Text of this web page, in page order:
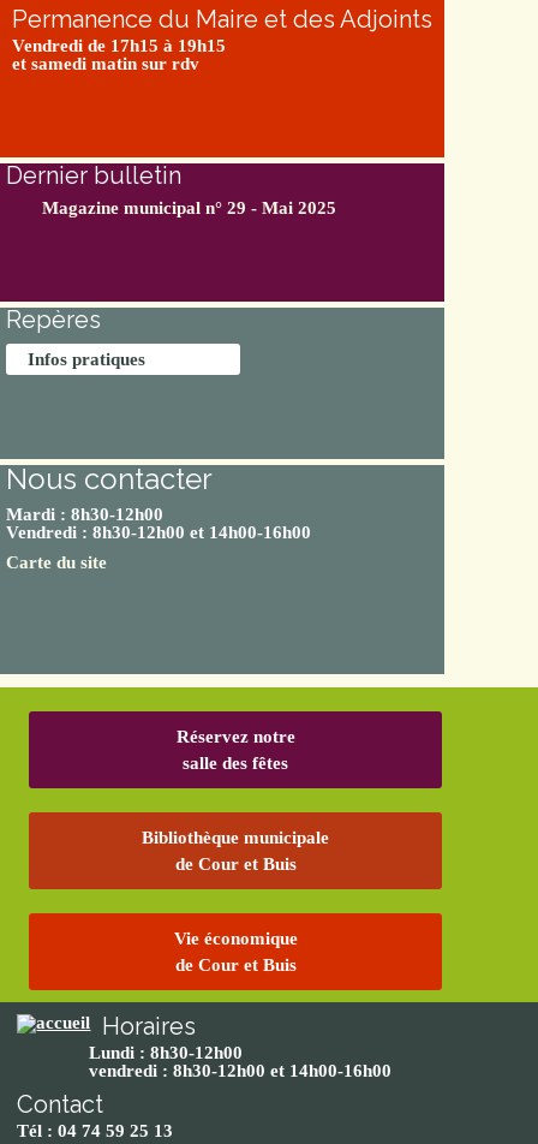
Permanence du Maire et des Adjoints
Vendredi de 17h15 à 19h15
et samedi matin sur rdv
Dernier bulletin
Magazine municipal n° 29 - Mai 2025
Repères
Infos pratiques
Nous contacter
Mardi : 8h30-12h00
Vendredi : 8h30-12h00 et 14h00-16h00
Carte du site
Réservez notre
salle des fêtes
Bibliothèque municipale
de Cour et Buis
Vie économique
de Cour et Buis
Horaires
Lundi : 8h30-12h00
vendredi : 8h30-12h00 et 14h00-16h00
Contact
Tél : 04 74 59 25 13